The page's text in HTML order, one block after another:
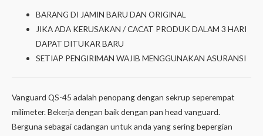
BARANG DI JAMIN BARU DAN ORIGINAL
JIKA ADA KERUSAKAN / CACAT PRODUK DALAM 3 HARI
DAPAT DITUKAR BARU
SETIAP PENGIRIMAN WAJIB MENGGUNAKAN ASURANSI
Vanguard QS-45 adalah penopang dengan sekrup seperempat
milimeter. Bekerja dengan baik dengan pan head vanguard.
Berguna sebagai cadangan untuk anda yang sering bepergian